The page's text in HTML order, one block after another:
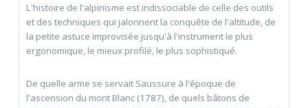
L'histoire de l'alpinisme est indissociable de celle des outils
et des techniques qui jalonnent la conquête de l'altitude, de
la petite astuce improvisée jusqu'à l'instrument le plus
ergonomique, le mieux profilé, le plus sophistiqué.
De quelle arme se servait Saussure à l'époque de
l'ascension du mont Blanc (1787), de quels bâtons de